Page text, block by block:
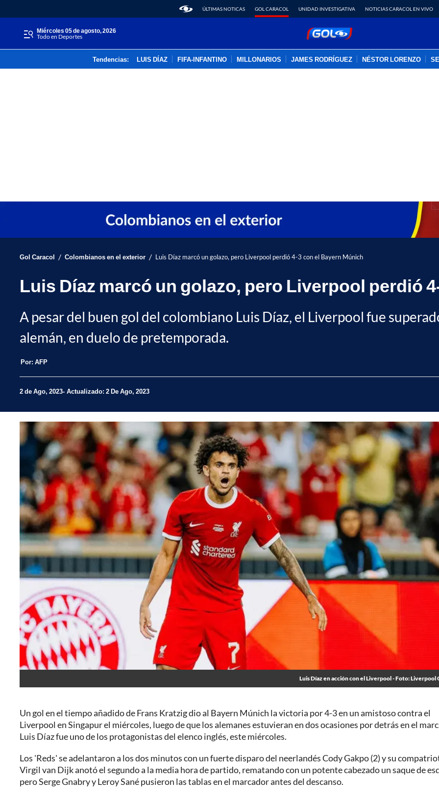
ÚLTIMAS NOTICAS GOL CARACOL UNIDAD INVESTIGATIVA NOTICIAS CARACOL EN VIVO
miércoles 05 de agosto, 2026
Todo en Deportes
Tendencias: LUIS DÍAZ FIFA-INFANTINO MILLONARIOS JAMES RODRÍGUEZ NÉSTOR LORENZO
Gol Caracol / Colombianos en el exterior / Luis Díaz marcó un golazo, pero Liverpool perdió 4-3 con el Bayern Múnich
Luis Díaz marcó un golazo, pero Liverpool perdió
A pesar del buen gol del colombiano Luis Díaz, el Liverpool fue
alemán, en duelo de pretemporada.
Por: AFP
2 de Ago, 2023 Actualizado: 2 De Ago, 2023
Luis Díaz en acción con el Liverpool - Foto: Liverpool
Un gol en el tiempo añadido de Frans Kratzig dio al Bayern Múnich la victoria por 4-3 en un amistoso contra el
Liverpool en Singapur el miércoles, luego de que los alemanes estuvieran en dos ocasiones por detrás en el
Luis Díaz fue uno de los protagonistas del elenco inglés, este miércoles.
Los 'Reds' se adelantaron a los dos minutos con un fuerte disparo del neerlandés Cody Gakpo (2) y su
Virgil van Dijk anotó el segundo a la media hora de partido, rematando con un potente cabezado un saque de
pero Serge Gnabry y Leroy Sané pusieron las tablas en el marcador antes del descanso.